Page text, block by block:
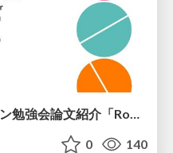
第67回コンピュータビジョン勉強会論文紹介「RoboWheel: A Data Engine from Real-World Human Demonstrations for Cross-Embodiment Robotic Learning」
0 140